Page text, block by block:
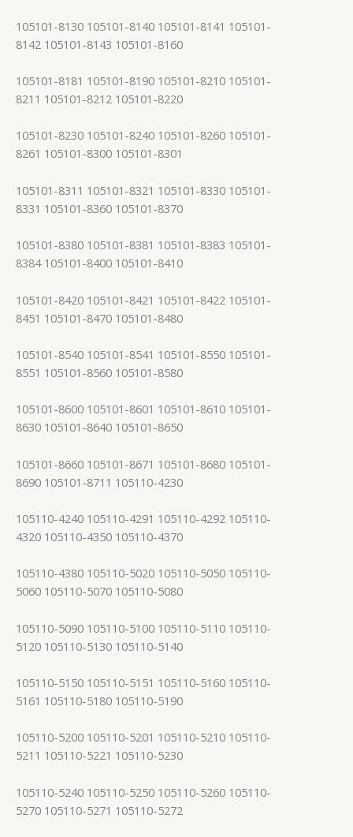
105101-8130 105101-8140 105101-8141 105101-
8142 105101-8143 105101-8160
105101-8181 105101-8190 105101-8210 105101-
8211 105101-8212 105101-8220
105101-8230 105101-8240 105101-8260 105101-
8261 105101-8300 105101-8301
105101-8311 105101-8321 105101-8330 105101-
8331 105101-8360 105101-8370
105101-8380 105101-8381 105101-8383 105101-
8384 105101-8400 105101-8410
105101-8420 105101-8421 105101-8422 105101-
8451 105101-8470 105101-8480
105101-8540 105101-8541 105101-8550 105101-
8551 105101-8560 105101-8580
105101-8600 105101-8601 105101-8610 105101-
8630 105101-8640 105101-8650
105101-8660 105101-8671 105101-8680 105101-
8690 105101-8711 105110-4230
105110-4240 105110-4291 105110-4292 105110-
4320 105110-4350 105110-4370
105110-4380 105110-5020 105110-5050 105110-
5060 105110-5070 105110-5080
105110-5090 105110-5100 105110-5110 105110-
5120 105110-5130 105110-5140
105110-5150 105110-5151 105110-5160 105110-
5161 105110-5180 105110-5190
105110-5200 105110-5201 105110-5210 105110-
5211 105110-5221 105110-5230
105110-5240 105110-5250 105110-5260 105110-
5270 105110-5271 105110-5272